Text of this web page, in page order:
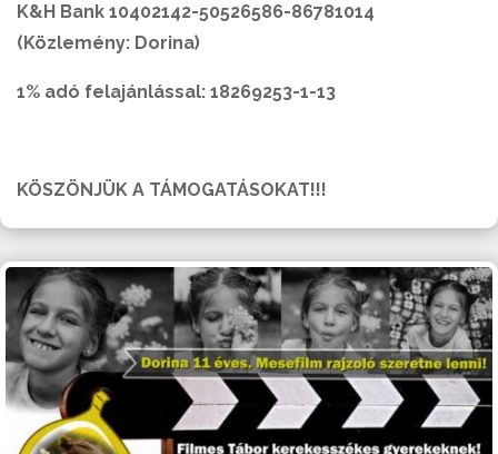
K&H Bank 10402142-50526586-86781014
(Közlemény: Dorina)
1% adó felajánlással: 18269253-1-13
KÖSZÖNJÜK A TÁMOGATÁSOKAT!!!